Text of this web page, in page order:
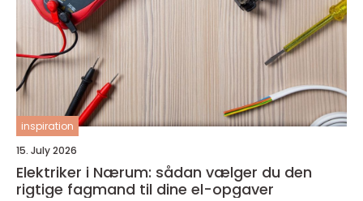
inspiration
15. July 2026
Elektriker i Nærum: sådan vælger du den
rigtige fagmand til dine el-opgaver